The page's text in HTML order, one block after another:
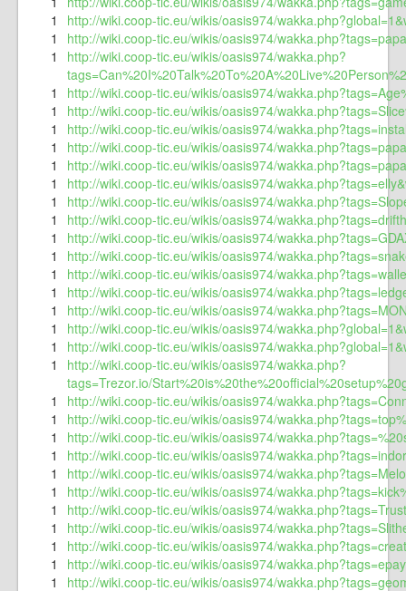
1
http://wiki.coop-tic.eu/wikis/oasis974/
1
http://wiki.coop-tic.eu/wikis/oasis974/
1
http://wiki.coop-tic.eu/wikis/oasis974/wakka.php?
1
http://wiki.coop-tic.eu/wikis/oasis974/
1
http://wiki.coop-tic.eu/wikis/oasis974/
1
http://wiki.coop-tic.eu/wikis/oasis974/
1
http://wiki.coop-tic.eu/wikis/oasis974/
1
http://wiki.coop-tic.eu/wikis/oasis974/
1
http://wiki.coop-tic.eu/wikis/oasis974/
1
http://wiki.coop-tic.eu/wikis/oasis974/
1
http://wiki.coop-tic.eu/wikis/oasis974/
1
http://wiki.coop-tic.eu/wikis/oasis974/
1
http://wiki.coop-tic.eu/wikis/oasis974/
1
http://wiki.coop-tic.eu/wikis/oasis974/
1
http://wiki.coop-tic.eu/wikis/oasis974/
1
http://wiki.coop-tic.eu/wikis/oasis974/
1
http://wiki.coop-tic.eu/wikis/oasis974/
1
http://wiki.coop-tic.eu/wikis/oasis974/
1
http://wiki.coop-tic.eu/wikis/oasis974/wakka.php?
tags=Trezor.io/
1
http://wiki.coop-tic.eu/wikis/oasis974/
1
http://wiki.coop-tic.eu/wikis/oasis974/
1
http://wiki.coop-tic.eu/wikis/oasis974/
1
http://wiki.coop-tic.eu/wikis/oasis974/
1
http://wiki.coop-tic.eu/wikis/oasis974/
1
http://wiki.coop-tic.eu/wikis/oasis974/
1
http://wiki.coop-tic.eu/wikis/oasis974/
1
http://wiki.coop-tic.eu/wikis/oasis974/
1
http://wiki.coop-tic.eu/wikis/oasis974/
1
http://wiki.coop-tic.eu/wikis/oasis974/
1
http://wiki.coop-tic.eu/wikis/oasis974/